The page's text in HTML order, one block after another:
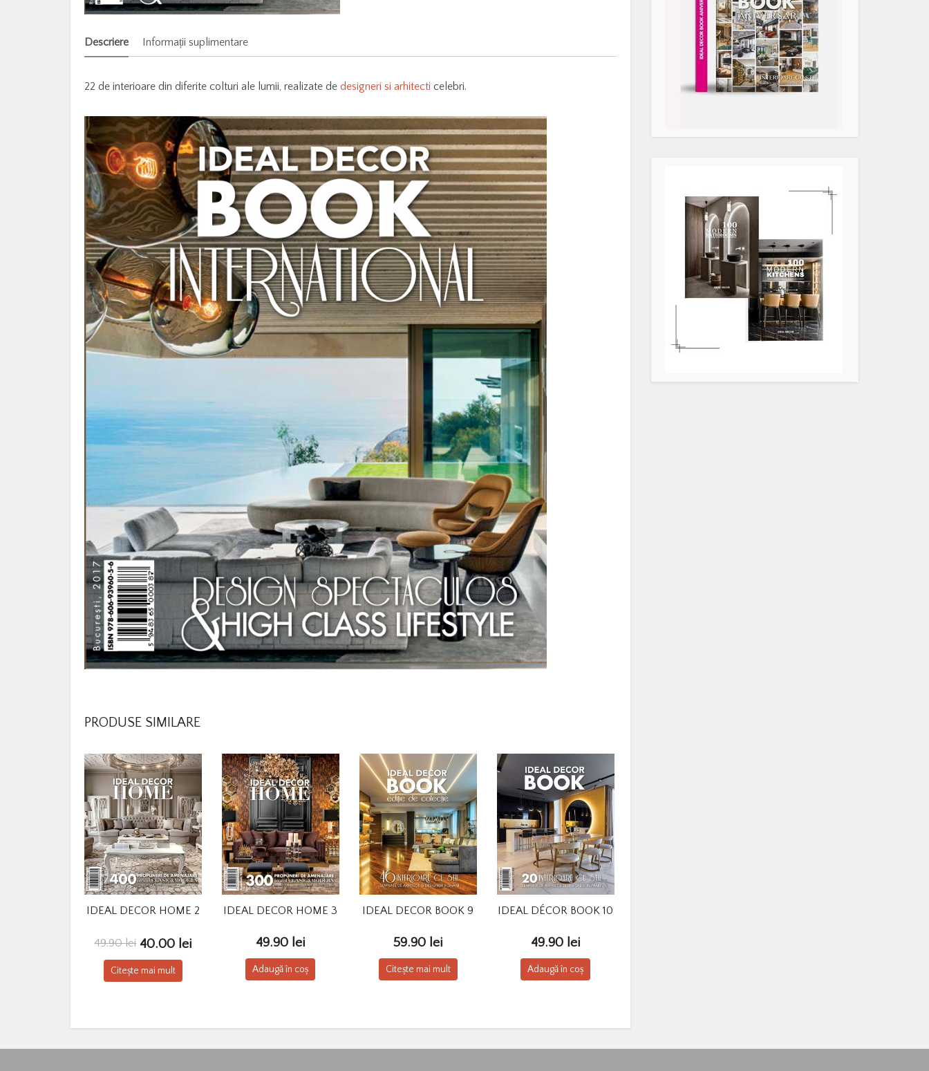
Descriere Informații suplimentare
22 de interioare din diferite colturi ale lumii, realizate de designeri si arhitecti celebri.
PRODUSE SIMILARE
IDEAL DECOR HOME 2
49.90lei Prețul
inițial
a
40.00 leiPrețul
Citește mai mult
IDEAL DECOR HOME 3
49.90 lei
Adaugă în coș
IDEAL DECOR BOOK 9
59.90 lei
Citește mai mult
IDEAL DÉCOR BOOK 10
49.90 lei
Adaugă în coș